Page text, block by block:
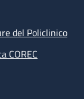
del Policlinico
COREC